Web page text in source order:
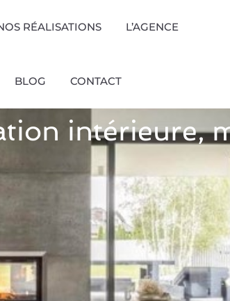
RÉALISATIONS L’AGENCE
BLOG CONTACT
intérieure,